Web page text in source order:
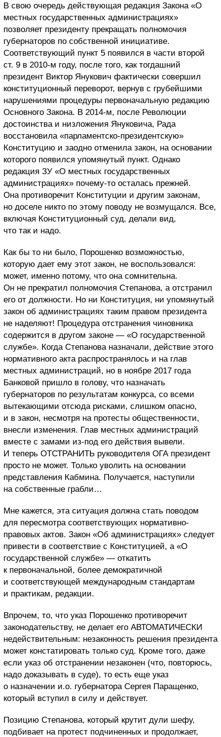
В свою очередь действующая редакция Закона «О
местных государственных администрациях»
позволяет президенту прекращать полномочия
губернаторов по собственной инициативе.
Соответствующий пункт 5 появился в части второй
ст. 9 в 2010-м году, после того, как тогдашний
президент Виктор Янукович фактически совершил
конституционный переворот, вернув с грубейшими
нарушениями процедуры первоначальную редакцию
Основного Закона. В 2014-м, после Революции
достоинства и низложения Януковича, Рада
восстановила «парламентско-президентскую»
Конституцию и заодно отменила закон, на основании
которого появился упомянутый пункт. Однако
редакция ЗУ «О местных государственных
администрациях» почему-то осталась прежней.
Она противоречит Конституции и другим законам,
но доселе никто по этому поводу не возмущался. Все,
включая Конституционный суд, делали вид,
что так и надо.
Как бы то ни было, Порошенко возможностью,
которую дает ему этот закон, не воспользовался:
может, именно потому, что она сомнительна.
Он не прекратил полномочия Степанова, а отстранил
его от должности. Но ни Конституция, ни упомянутый
закон об администрациях таким правом президента
не наделяют! Процедура отстранения чиновника
содержится в другом законе — «О государственной
службе». Когда Степанова назначали, действие этого
нормативного акта распространялось и на глав
местных администраций, но в ноябре 2017 года
Банковой пришло в голову, что назначать
губернаторов по результатам конкурса, со всеми
вытекающими отсюда рисками, слишком опасно,
и в закон, несмотря на протесты общественности,
внесли изменения. Глав местных администраций
вместе с замами из-под его действия вывели.
И теперь ОТСТРАНИТЬ руководителя ОГА президент
просто не может. Только уволить на основании
представления Кабмина. Получается, наступили
на собственные грабли…
Мне кажется, эта ситуация должна стать поводом
для пересмотра соответствующих нормативно-
правовых актов. Закон «Об администрациях» следует
привести в соответствие с Конституцией, а «О
государственной службе» — откатить
к первоначальной, более демократичной
и соответствующей международным стандартам
и практикам, редакции.
Впрочем, то, что указ Порошенко противоречит
законодательству, не делает его АВТОМАТИЧЕСКИ
недействительным: незаконность решения президента
может констатировать только суд. Кроме того, даже
если указ об отстранении незаконен (что, повторюсь,
надо доказывать в суде), то есть еще указ
о назначении и.о. губернатора Сергея Паращенко,
который вступил в силу и действует.
Позицию Степанова, который крутит дули шефу,
подбивает на протест подчиненных и продолжает,